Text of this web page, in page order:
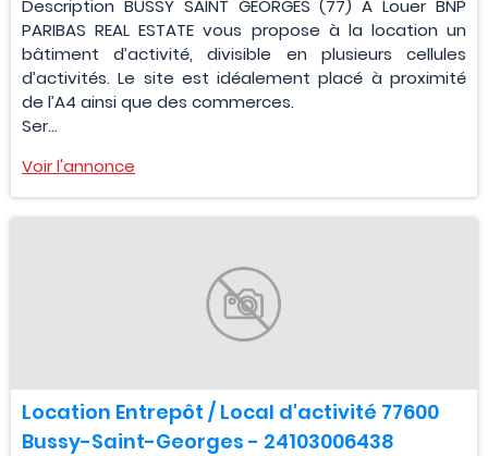
Description BUSSY SAINT GEORGES (77) A Louer BNP
PARIBAS REAL ESTATE vous propose à la location un
bâtiment d’activité, divisible en plusieurs cellules
d’activités. Le site est idéalement placé à proximité
de l’A4 ainsi que des commerces.
Ser...
Voir l'annonce
Location Entrepôt / Local d'activité 77600
Bussy-Saint-Georges - 24103006438